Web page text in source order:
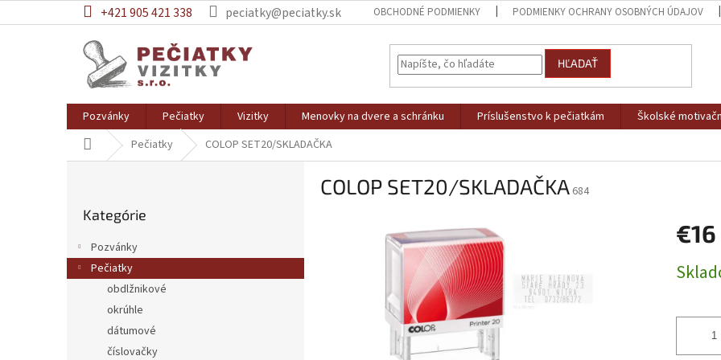
na
+421 905 421 338 peciatky@peciatky.sk OBCHODNÉ PODMIENKY PODMIENKY OCHRANY OSOBNÝCH ÚDAJOV
HĽADAŤ
Pozvánky Pečiatky Vizitky Menovky na dvere a schránku Príslušenstvo k pečiatkám Školské
DomovPečiatky COLOP SET20/SKLADAČKA
p
a
kategórie
Kategórie
Pozvánky
Pečiatky
obdlžnikové
okrúhle
dátumové
číslovačky
COLOP SET20/SKLADAČKA 684
€16
cena: